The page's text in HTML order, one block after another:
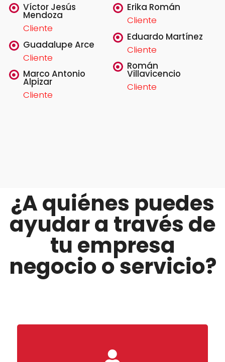
Víctor Jesús
Mendoza
Cliente
Guadalupe Arce
Cliente
Marco Antonio
Alpizar
Cliente
Erika Román
Cliente
Eduardo Martínez
Cliente
Román
Villavicencio
Cliente
¿A quiénes puedes
ayudar a través de
tu empresa
negocio o servicio?